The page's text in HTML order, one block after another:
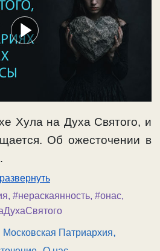
Хула на Духа Святого, и
Об ожесточении в
развернуть
, #нераскаянность, #онас,
Московская Патриархия,